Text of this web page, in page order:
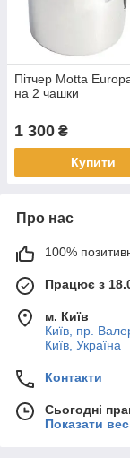
Пітчер Motta
на 2 чашки
1 300 ₴
Купити
Про нас
100%
Працює з
м. Київ
Київ, пр.
Київ, Україна
Контакти
Сьогодні
Показати